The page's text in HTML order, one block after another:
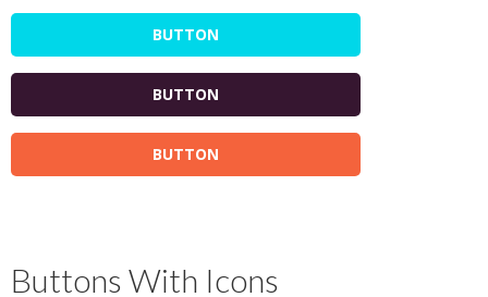
BUTTON
BUTTON
BUTTON
Buttons With Icons